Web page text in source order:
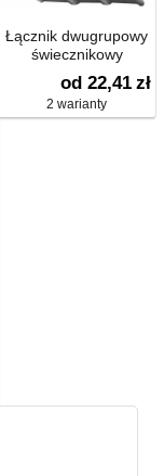
Łącznik dwugrupowy
świecznikowy
od 22,41 zł
2 warianty